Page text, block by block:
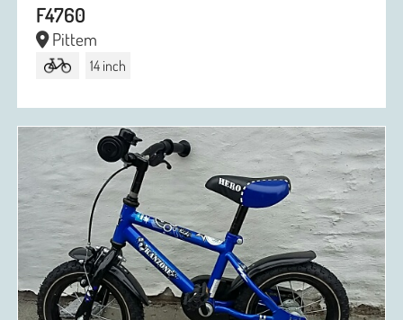
F4760
Pittem
14 inch